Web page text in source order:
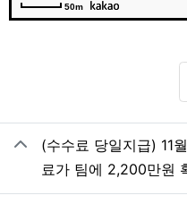
50m
관련자료(수수료 당일지급) 11
료가 팀에 2,200만원